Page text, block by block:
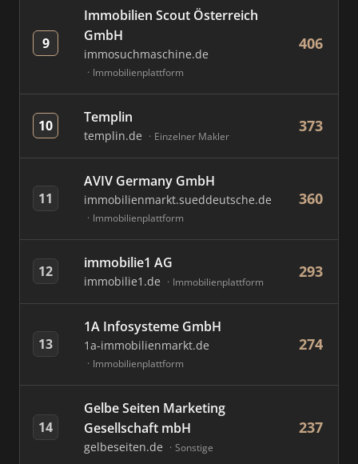
9
Immobilien Scout Österreich
GmbH
immosuchmaschine.de
Immobilienplattform
406
10 Templin
templin.de Einzelner Makler
373
11
AVIV Germany GmbH
immobilienmarkt.sueddeutsche.de
Immobilienplattform
360
12 immobilie1 AG
immobilie1.de Immobilienplattform
293
13
1A Infosysteme GmbH
1a-immobilienmarkt.de
Immobilienplattform
274
14
Gelbe Seiten Marketing
Gesellschaft mbH
gelbeseiten.de Sonstige
237